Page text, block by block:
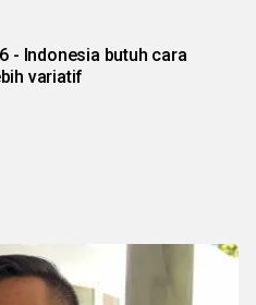
- Indonesia butuh cara
variatif